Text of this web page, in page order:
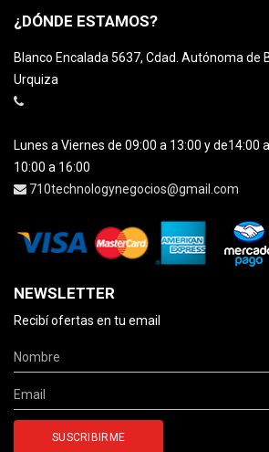
¿DÓNDE ESTAMOS?
Blanco Encalada 5637, Cdad. Autónoma de
Urquiza
Lunes a Viernes de 09:00 a 13:00 y de14:00
10:00 a 16:00
710technologynegocios@gmail.com
NEWSLETTER
Recibí ofertas en tu email